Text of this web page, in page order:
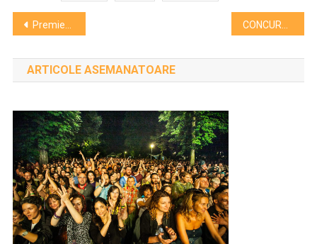
Navigare
în
articole
Premieră la Cluj! Prima publicaţie care îşi face din redacţie galerie de artă
ARTICOLE ASEMANATOARE